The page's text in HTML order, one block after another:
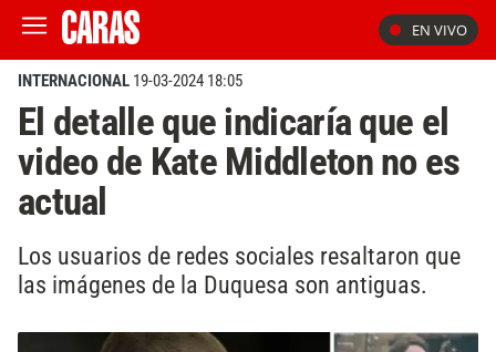
EN VIVO
INTERNACIONAL 19-03-2024 18:05
El detalle que indicaría que el
video de Kate Middleton no es
actual
Los usuarios de redes sociales resaltaron que
las imágenes de la Duquesa son antiguas.